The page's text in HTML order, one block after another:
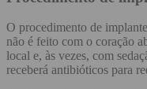
O procedimento de
não é feito com o coração
local e, às vezes, com
receberá antibióticos para